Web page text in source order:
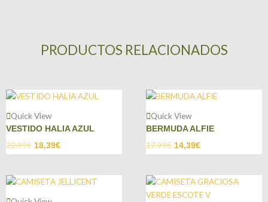
PRODUCTOS RELACIONADOS
Quick View
VESTIDO HALIA AZUL
22,99€ 18,39€
Quick View
BERMUDA ALFIE
17,99€ 14,39€